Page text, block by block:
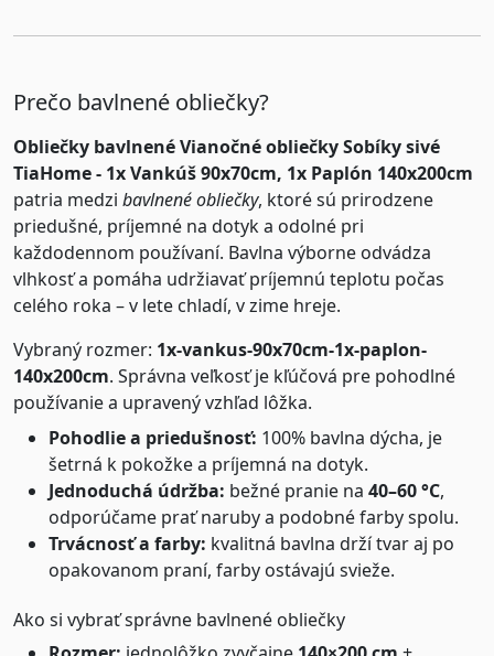
Prečo bavlnené obliečky?
Obliečky bavlnené Vianočné obliečky Sobíky sivé
TiaHome - 1x Vankúš 90x70cm, 1x Paplón 140x200cm
patria medzi bavlnené obliečky, ktoré sú prirodzene
priedušné, príjemné na dotyk a odolné pri
každodennom používaní. Bavlna výborne odvádza
vlhkosť a pomáha udržiavať príjemnú teplotu počas
celého roka – v lete chladí, v zime hreje.
Vybraný rozmer: 1x-vankus-90x70cm-1x-paplon-
140x200cm. Správna veľkosť je kľúčová pre pohodlné
používanie a upravený vzhľad lôžka.
Pohodlie a priedušnosť: 100% bavlna dýcha, je
šetrná k pokožke a príjemná na dotyk.
Jednoduchá údržba: bežné pranie na 40–60 °C,
odporúčame prať naruby a podobné farby spolu.
Trvácnosť a farby: kvalitná bavlna drží tvar aj po
opakovanom praní, farby ostávajú svieže.
Ako si vybrať správne bavlnené obliečky